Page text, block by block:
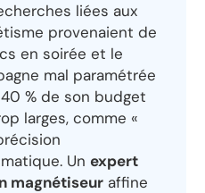
liées aux
provenaient de
en soirée et le
mal paramétrée
% de son budget
larges, comme «
Un expert
magnétiseur affine